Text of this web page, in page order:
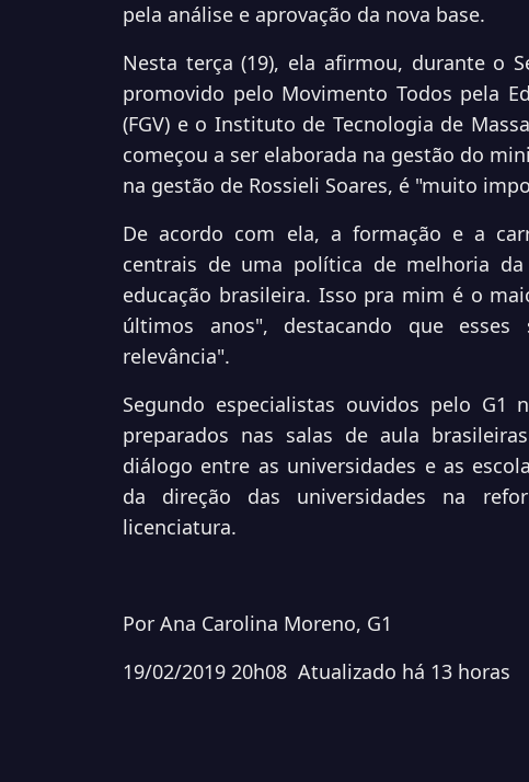
pela análise e aprovação da nova base.
Nesta terça (19), ela afirmou, durante o
promovido pelo Movimento Todos pela
(FGV) e o Instituto de Tecnologia de
começou a ser elaborada na gestão do
na gestão de Rossieli Soares, é "muito
De acordo com ela, a formação e a
centrais de uma política de melhoria
educação brasileira. Isso pra mim é o
últimos anos", destacando que
relevância".
Segundo especialistas ouvidos pelo G1
preparados nas salas de aula
diálogo entre as universidades e as
da direção das universidades na
licenciatura.
Por Ana Carolina Moreno, G1
19/02/2019 20h08 Atualizado há 13 horas